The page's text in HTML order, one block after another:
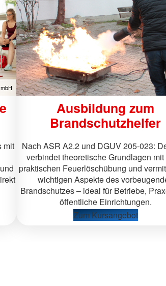
mit
Ausbildung zum
Brandschutzhelfer
Nach ASR A2.2 und DGUV 205-023:
verbindet theoretische Grundlagen
praktischen Feuerlöschübung und
wichtigen Aspekte des
Brandschutzes – ideal für Betriebe,
öffentliche Einrichtungen.
Zum Kursangebot